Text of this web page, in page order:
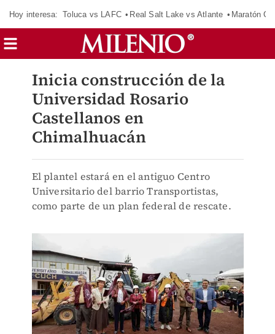
Hoy interesa: Toluca vs LAFC Real Salt Lake vs Atlante Maratón
Inicia construcción de la
Universidad Rosario
Castellanos en
Chimalhuacán
El plantel estará en el antiguo Centro
Universitario del barrio Transportistas,
como parte de un plan federal de rescate.